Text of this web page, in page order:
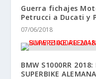
Guerra fichajes
Petrucci a Ducati y
07/06/2018
BMW S1000RR 2018:
SUPERBIKE ALEMANA